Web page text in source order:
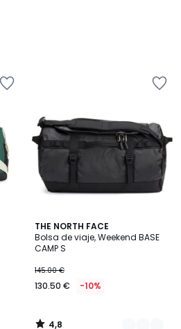
THE NORTH FACE
Bolsa de viaje, Weekend BASE
CAMP S
145.00 €
130.50 € -10%
4,8
/ 5
2
Colores
4,8